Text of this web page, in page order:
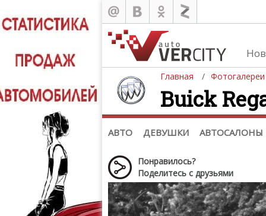
Главная Фотогалереи
Buick
АВТО ДЕВУШКИ АВТОСАЛОНЫ
Автомобили
Последние добавления
Список марок
(+1102)
Понравилось?
Поделитесь с друзьями